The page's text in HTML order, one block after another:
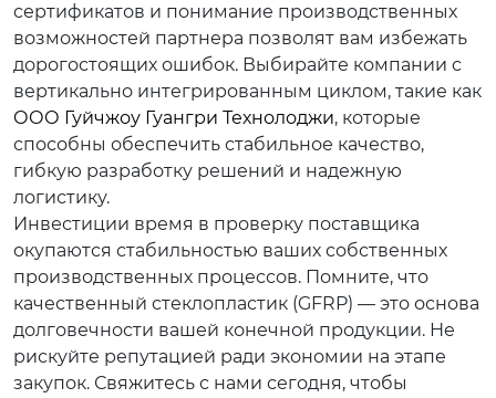
сертификатов и понимание производственных
возможностей партнера позволят вам избежать
дорогостоящих ошибок. Выбирайте компании с
вертикально интегрированным циклом, такие как
ООО Гуйчжоу Гуангри Технолоджи, которые
способны обеспечить стабильное качество,
гибкую разработку решений и надежную
логистику.
Инвестиции время в проверку поставщика
окупаются стабильностью ваших собственных
производственных процессов. Помните, что
качественный стеклопластик (GFRP) — это основа
долговечности вашей конечной продукции. Не
рискуйте репутацией ради экономии на этапе
закупок. Свяжитесь с нами сегодня, чтобы